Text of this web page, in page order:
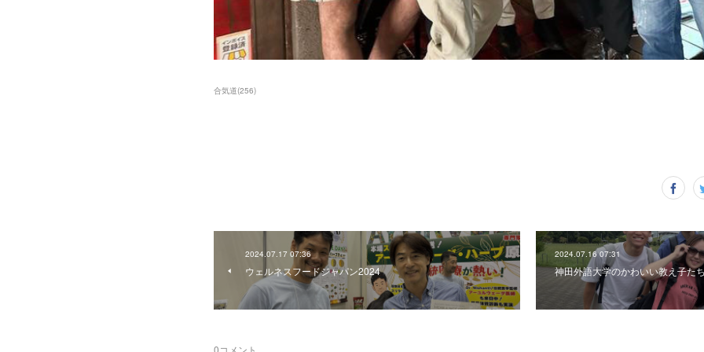
合気道(256)
2024.07.17 07:36
ウェルネスフードジャパン2024
2024.07.16 07:31
神田外語大学のかわいい教え子た